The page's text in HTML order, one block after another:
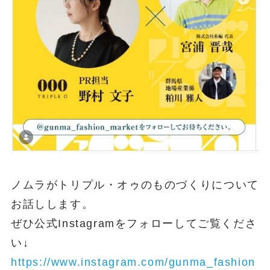
ノムラがトリプル・オゥのものづくりについて
お話しします。
ぜひ公式Instagramをフォローしてご覧くださ
い↓
https://www.instagram.com/gunma_fashion